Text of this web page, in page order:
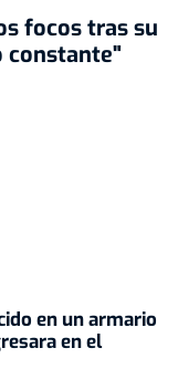
focos tras su
constante"
en un armario
en el